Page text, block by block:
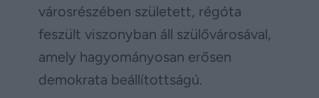
városrészében született, régóta
feszült viszonyban áll szülővárosával,
amely hagyományosan erősen
demokrata beállítottságú.